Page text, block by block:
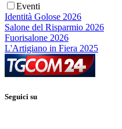
Eventi
Identità Golose 2026
Salone del Risparmio 2026
Fuorisalone 2026
L'Artigiano in Fiera 2025
Seguici su